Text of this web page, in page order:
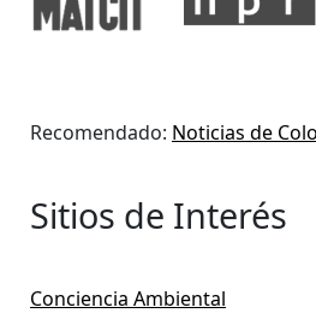
Recomendado: Noticias de
Sitios de Interés
Conciencia Ambiental